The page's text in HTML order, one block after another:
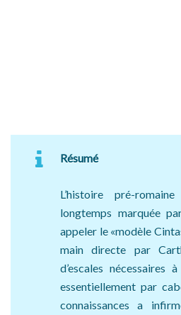
Résumé
L’histoire pré-
longtemps marquée
appeler le «modèle
main directe par
d’escales nécessaires
essentiellement par
connaissances a